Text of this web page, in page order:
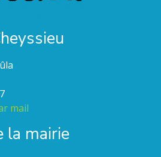
mail
la mairie